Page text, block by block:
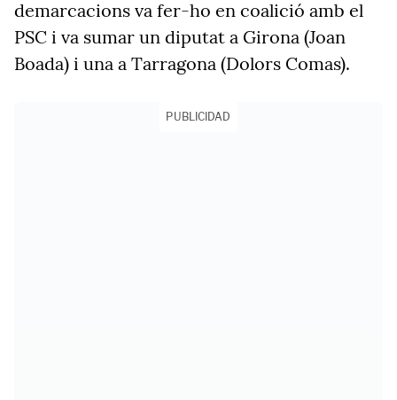
demarcacions va fer-ho en coalició amb el
PSC i va sumar un diputat a Girona (Joan
Boada) i una a Tarragona (Dolors Comas).
PUBLICIDAD